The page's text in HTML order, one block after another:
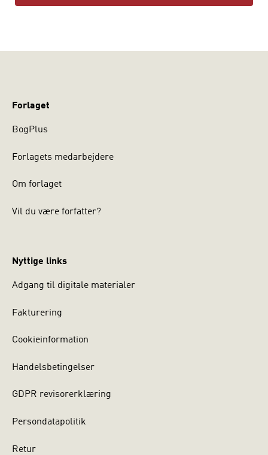
Forlaget
BogPlus
Forlagets medarbejdere
Om forlaget
Vil du være forfatter?
Nyttige links
Adgang til digitale materialer
Fakturering
Cookieinformation
Handelsbetingelser
GDPR revisorerklæring
Persondatapolitik
Retur